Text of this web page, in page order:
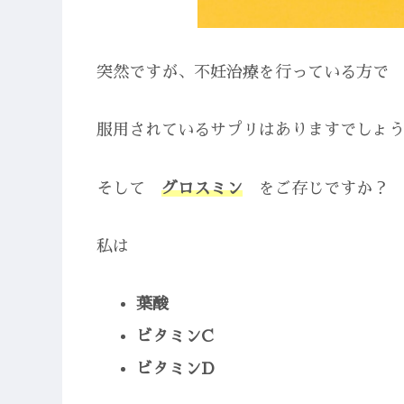
突然ですが、不妊治療を行っている方で
服用されているサプリはありますでしょ
そして グロスミン をご存じですか？
私は
葉酸
ビタミンC
ビタミンD